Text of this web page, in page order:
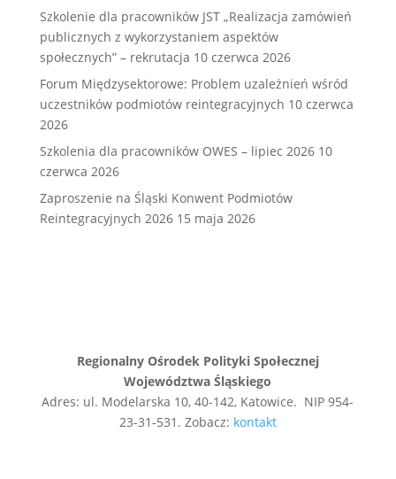
Szkolenie dla pracowników JST „Realizacja zamówień
publicznych z wykorzystaniem aspektów
społecznych” – rekrutacja 10 czerwca 2026
Forum Międzysektorowe: Problem uzależnień wśród
uczestników podmiotów reintegracyjnych 10 czerwca
2026
Szkolenia dla pracowników OWES – lipiec 2026 10
czerwca 2026
Zaproszenie na Śląski Konwent Podmiotów
Reintegracyjnych 2026 15 maja 2026
Regionalny Ośrodek Polityki Społecznej
Województwa Śląskiego
Adres: ul. Modelarska 10, 40-142, Katowice. NIP 954-
23-31-531. Zobacz: kontakt